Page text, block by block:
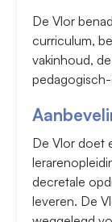
De Vlor
curriculum,
vakinhoud,
De Vlor doet
decretale
leveren. De